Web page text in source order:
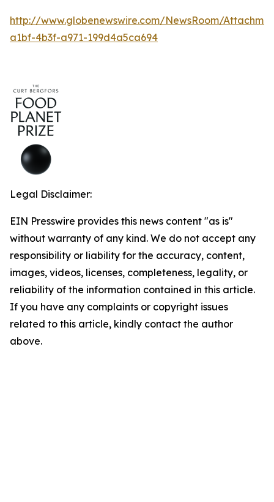
http://www.globenewswire.com/NewsRoom/
a1bf-4b3f-a971-199d4a5ca694
Legal Disclaimer:
EIN Presswire provides this news content "as is"
without warranty of any kind. We do not accept any
responsibility or liability for the accuracy, content,
images, videos, licenses, completeness, legality, or
reliability of the information contained in this article.
If you have any complaints or copyright issues
related to this article, kindly contact the author
above.